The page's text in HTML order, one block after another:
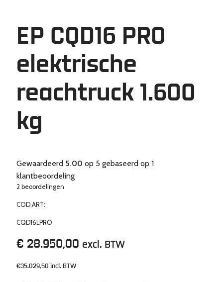
EP CQD16 PRO
elektrische
reachtruck 1.600
kg
Gewaardeerd 5.00 op 5 gebaseerd op 1
klantbeoordeling
2 beoordelingen
COD.ART:
CQD16LPRO
€ 28.950,00 excl. BTW
€35.029,50 incl. BTW